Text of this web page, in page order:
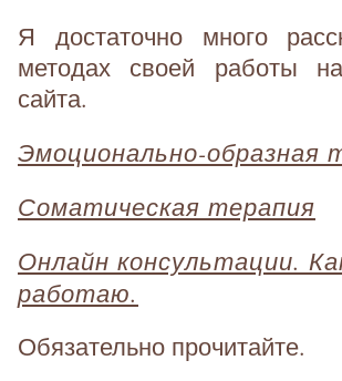
Я достаточно много
методах своей работы
сайта.
Эмоционально-образная
Соматическая терапия
Онлайн консультации.
работаю.
Обязательно прочитайте.